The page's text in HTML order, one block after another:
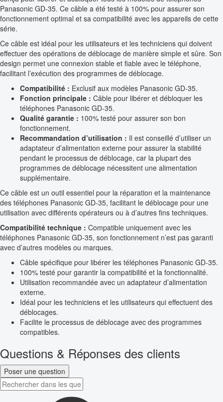
Panasonic GD-35. Ce câble a été testé à 100% pour assurer son
fonctionnement optimal et sa compatibilité avec les appareils de cette
série.
Ce câble est idéal pour les utilisateurs et les techniciens qui doivent
effectuer des opérations de déblocage de manière simple et sûre. Son
design permet une connexion stable et fiable avec le téléphone,
facilitant l’exécution des programmes de déblocage.
Compatibilité : Exclusif aux modèles Panasonic GD-35.
Fonction principale : Câble pour libérer et débloquer les
téléphones Panasonic GD-35.
Qualité garantie : 100% testé pour assurer son bon
fonctionnement.
Recommandation d’utilisation : Il est conseillé d’utiliser un
adaptateur d’alimentation externe pour assurer la stabilité
pendant le processus de déblocage, car la plupart des
programmes de déblocage nécessitent une alimentation
supplémentaire.
Ce câble est un outil essentiel pour la réparation et la maintenance
des téléphones Panasonic GD-35, facilitant le déblocage pour une
utilisation avec différents opérateurs ou à d’autres fins techniques.
Compatibilité technique : Compatible uniquement avec les
téléphones Panasonic GD-35, son fonctionnement n’est pas garanti
avec d’autres modèles ou marques.
Câble spécifique pour libérer les téléphones Panasonic GD-35.
100% testé pour garantir la compatibilité et la fonctionnalité.
Utilisation recommandée avec un adaptateur d’alimentation
externe.
Idéal pour les techniciens et les utilisateurs qui effectuent des
déblocages.
Facilite le processus de déblocage avec des programmes
compatibles.
Questions & Réponses des clients
Poser une question